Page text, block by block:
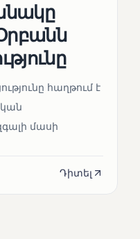
հաղթում է
մասի
Դիտել